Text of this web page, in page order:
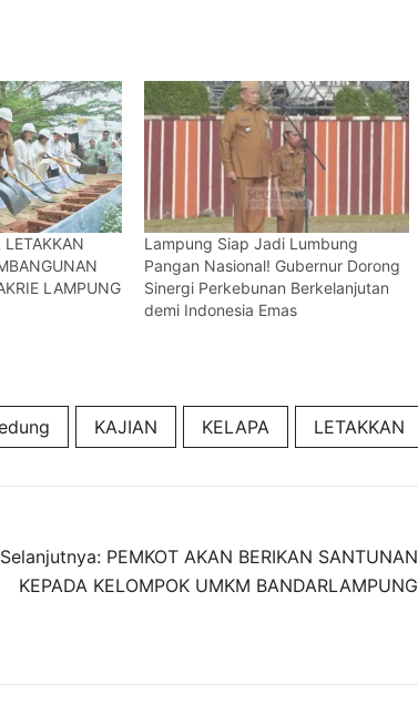
LETAKKAN
LAMPUNG
Lampung Siap Jadi Lumbung
Pangan Nasional! Gubernur Dorong
Sinergi Perkebunan Berkelanjutan
demi Indonesia Emas
KAJIAN KELAPA LETAKKAN
Selanjutnya: PEMKOT AKAN BERIKAN SANTUNAN
KEPADA KELOMPOK UMKM BANDARLAMPUNG